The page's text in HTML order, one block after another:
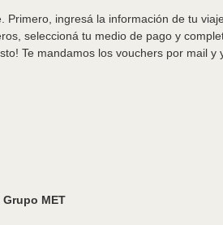
ingresá la información de tu
seleccioná tu medio de pago y
Te mandamos los vouchers por mail y
Grupo MET